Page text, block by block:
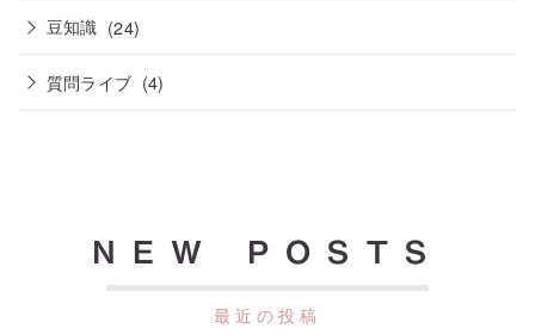
豆知識 (24)
質問ライブ (4)
NEW POSTS